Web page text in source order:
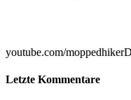
youtube.com/
Letzte Kommentare